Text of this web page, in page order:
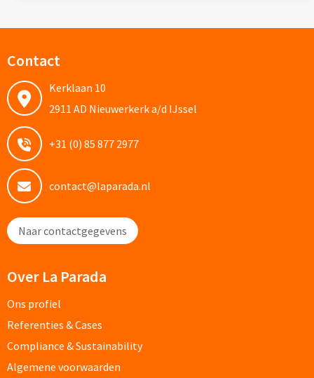
Custom made notitieboekjes
Custom made schrijfblokken
Custom made memoblaadjes
Custom made muismatten
Agenda's bedrukken
Bureau onderleggers bedrukken
Linialen bedrukken
Papier- & Memohouders bedrukken
Contact
Kerklaan 10
2911 AD Nieuwerkerk a/d IJssel
+31 (0) 85 877 2977
contact@laparada.nl
Naar contactgegevens
Over La Parada
Ons profiel
Referenties & Cases
Compliance & Sustainability
Algemene voorwaarden